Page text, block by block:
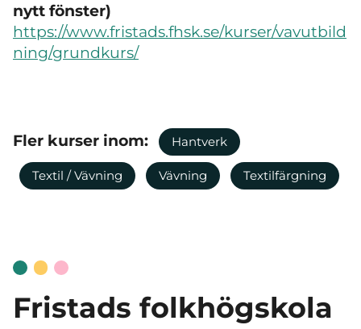
nytt fönster)
https://www.fristads.fhsk.se/kurser/vavutbild
ning/grundkurs/
Fler kurser inom: Hantverk
Textil / Vävning Vävning Textilfärgning
Fristads folkhögskola